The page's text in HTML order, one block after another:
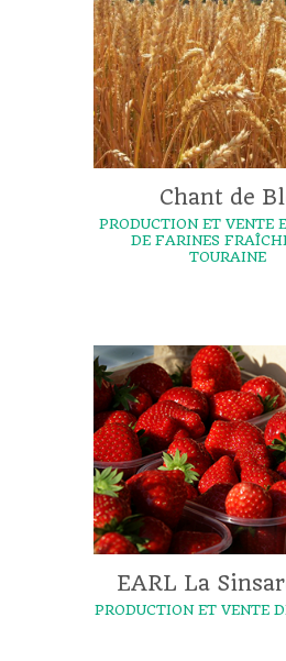
Chant de
PRODUCTION ET VENTE
DE FARINES
TOURAINE
EARL La
PRODUCTION ET VENTE